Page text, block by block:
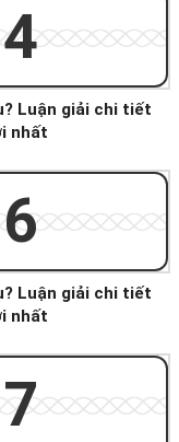
Luận giải chi tiết
nhất
Luận giải chi tiết
nhất